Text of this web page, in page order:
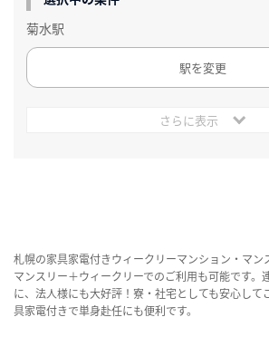
菊水駅
駅を変更
さらに表示
札幌の家具家電付きウィークリーマンション・マン
マンスリー＋ウィークリーでのご利用も可能です。
に、法人様にも大好評！寮・社宅としても安心して
具家電付きで単身赴任にも便利です。